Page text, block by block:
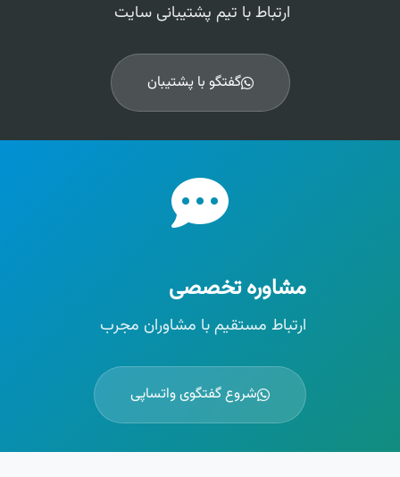
مشاوره تخصصی
ارتباط مستقیم با مشاوران مجرب
شروع گفتگوی واتساپی
ارتباط با تیم پشتیبانی سایت
گفتگو با پشتیبان